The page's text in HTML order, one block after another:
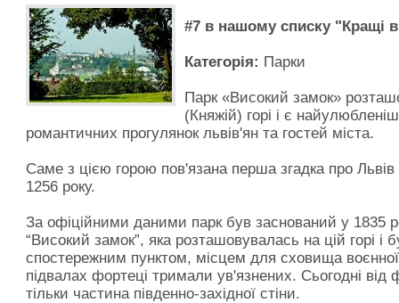
#7 в нашому списку "Кращі
Категорія: Парки
Парк «Високий замок»
(Княжій) горі і є
романтичних прогулянок львів'ян та гостей міста.
Саме з цією горою пов'язана перша згадка про Львів
1256 року.
За офіційними даними парк був заснований у 1835
“Високий замок”, яка розташовувалась на цій горі і
спостережним пунктом, місцем для сховища воєнної
підвалах фортеці тримали ув'язнених. Сьогодні
тільки частина південно-західної стіни.